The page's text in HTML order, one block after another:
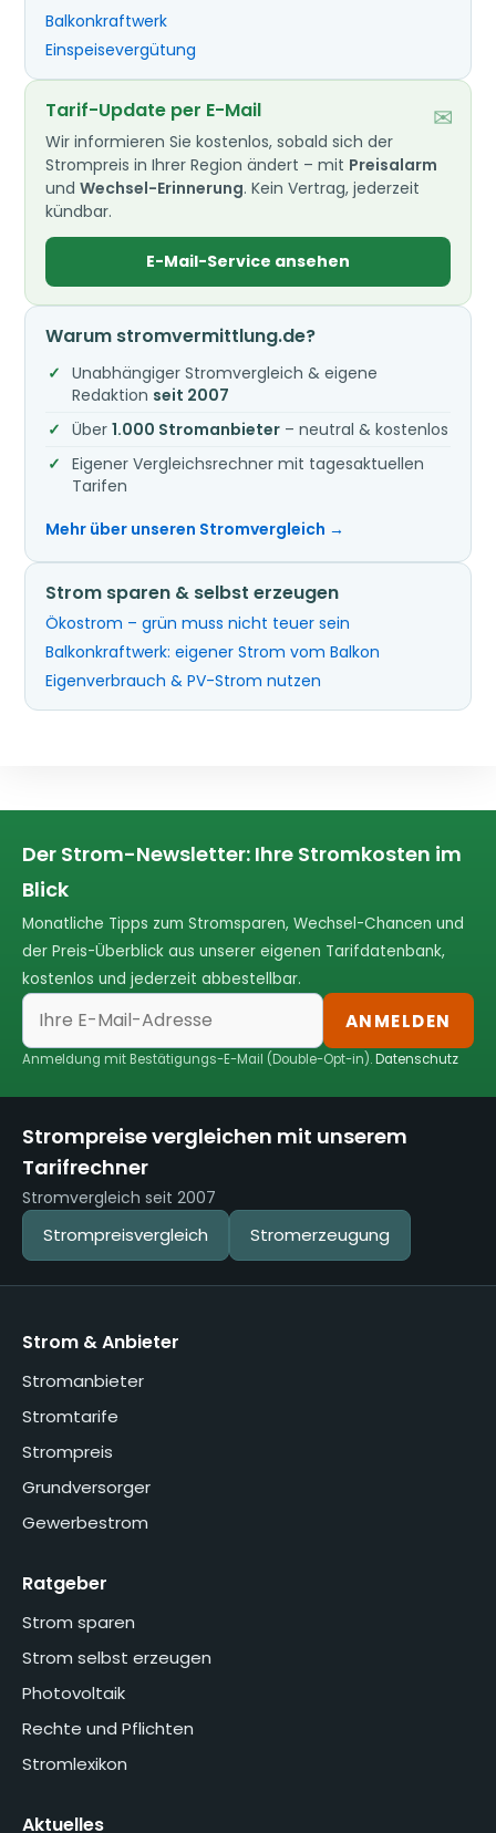
Balkonkraftwerk
Einspeisevergütung
✉
Tarif-Update per E-Mail
Wir informieren Sie kostenlos, sobald sich der
Strompreis in Ihrer Region ändert – mit Preisalarm
undWechsel-Erinnerung. Kein Vertrag, jederzeit
kündbar.
E-Mail-Service ansehen
Warum stromvermittlung.de?
Unabhängiger Stromvergleich & eigene
Redaktion seit 2007
Über1.000 Stromanbieter – neutral & kostenlos
Eigener Vergleichsrechner mit tagesaktuellen
Tarifen
Mehr über unseren Stromvergleich →
Strom sparen & selbst erzeugen
Ökostrom – grün muss nicht teuer sein
Balkonkraftwerk: eigener Strom vom Balkon
Eigenverbrauch & PV-Strom nutzen
Der Strom-Newsletter: Ihre Stromkosten im
Blick
Monatliche Tipps zum Stromsparen, Wechsel-Chancen und
der Preis-Überblick aus unserer eigenen Tarifdatenbank,
kostenlos und jederzeit abbestellbar.
ANMELDEN
Anmeldung mit Bestätigungs-E-Mail (Double-Opt-in).Datenschutz
Strompreise vergleichen mit unserem
Tarifrechner
Stromvergleich seit 2007
Strompreisvergleich Stromerzeugung
Strom & Anbieter
Stromanbieter
Stromtarife
Strompreis
Grundversorger
Gewerbestrom
Ratgeber
Strom sparen
Strom selbst erzeugen
Photovoltaik
Rechte und Pflichten
Stromlexikon
Aktuelles